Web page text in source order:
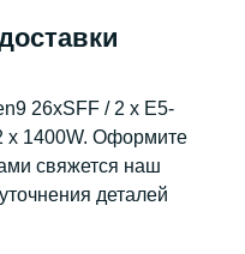
26xSFF / 2 x E5-
x 1400W. Оформите
свяжется наш
деталей